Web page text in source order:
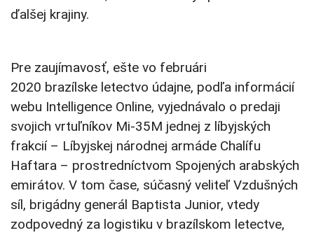
ďalšej krajiny.
Pre zaujímavosť, ešte vo februári
2020 brazílske letectvo údajne, podľa informácií
webu Intelligence Online, vyjednávalo o predaji
svojich vrtuľníkov Mi-35M jednej z líbyjských
frakcií – Líbyjskej národnej armáde Chalífu
Haftara – prostredníctvom Spojených arabských
emirátov. V tom čase, súčasný veliteľ Vzdušných
síl, brigádny generál Baptista Junior, vtedy
zodpovedný za logistiku v brazílskom letectve,